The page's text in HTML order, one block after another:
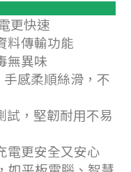
更快速
料傳輸功能
無異味
感柔順絲滑，不
試，堅韌耐用不易
電更安全又安心